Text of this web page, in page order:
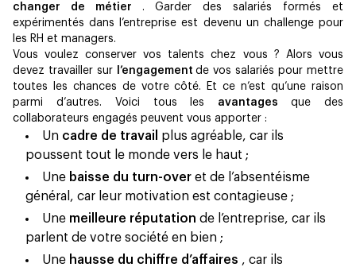
changer de métier
. Garder des salariés formés et
expérimentés dans l’entreprise est devenu un challenge pour
les RH et managers.
Vous voulez conserver vos talents chez vous ? Alors vous
devez travailler sur
l’engagementde vos salariés pour mettre
toutes les chances de votre côté. Et ce n’est qu’une raison
parmi d’autres. Voici tous les avantagesque des
collaborateurs engagés peuvent vous apporter :
Un cadre de travail plus agréable, car ils
poussent tout le monde vers le haut ;
Une baisse du turn-over et de l’absentéisme
général, car leur motivation est contagieuse ;
Une meilleure réputation de l’entreprise, car ils
parlent de votre société en bien ;
Une hausse du chiffre d’affaires , car ils